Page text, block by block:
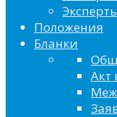
Положения
Бланки
Акт